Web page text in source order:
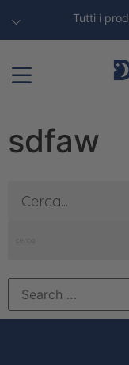
Tutti i
sdfaw